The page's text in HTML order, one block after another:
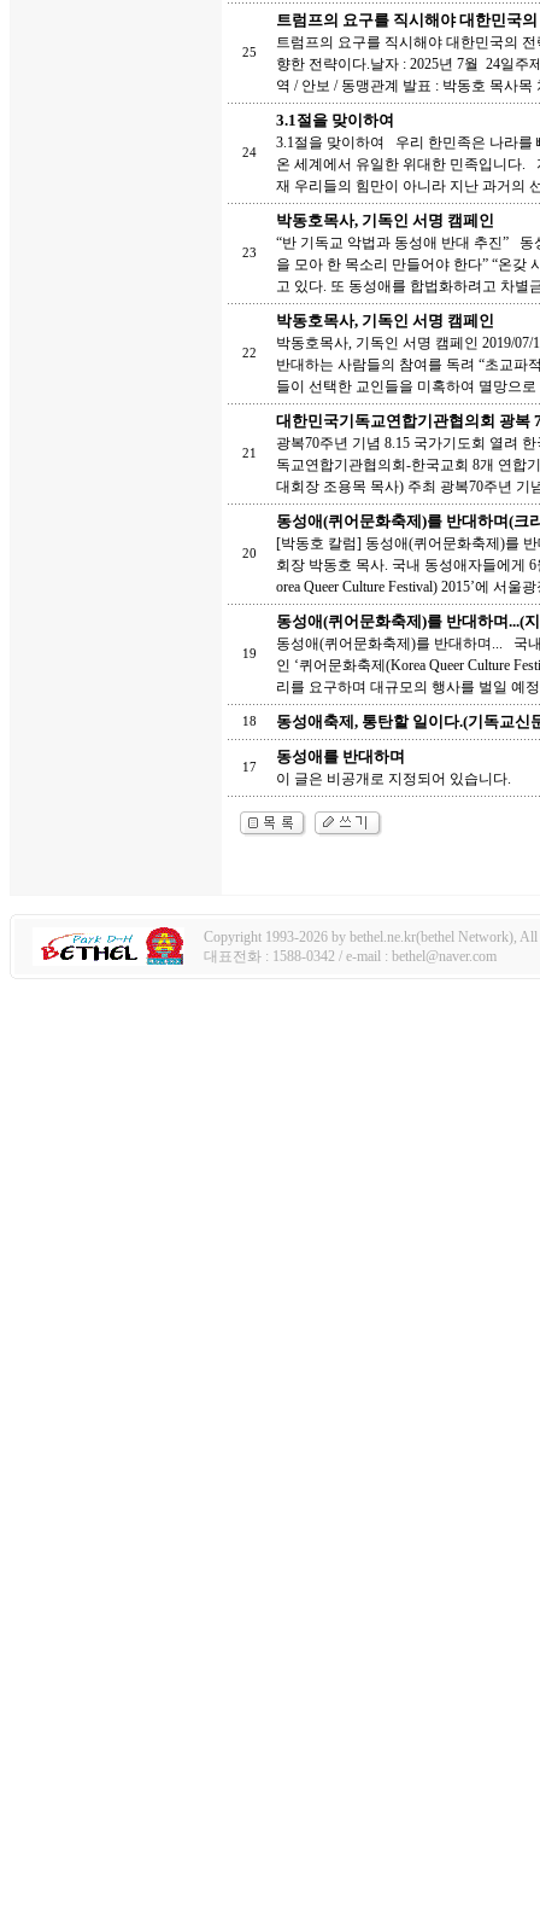
25
트럼프의 요구를 직시해야 대한민국
트럼프의 요구를 직시해야 대한민국의
향한 전략이다.날자 : 2025년 7월 24일주
역 / 안보 / 동맹관계 발표 : 박동호 목사목
24
3.1절을 맞이하여
3.1절을 맞이하여 우리 한민족은 나라를
온 세계에서 유일한 위대한 민족입니다.
재 우리들의 힘만이 아니라 지난 과거의
23
박동호목사, 기독인 서명 캠페인
“반 기독교 악법과 동성애 반대 추진”
을 모아 한 목소리 만들어야 한다” “온갖
고 있다. 또 동성애를 합법화하려고 차별
22
박동호목사, 기독인 서명 캠페인
박동호목사, 기독인 서명 캠페인 2019/
반대하는 사람들의 참여를 독려 “초교파
들이 선택한 교인들을 미혹하여 멸망으로
21
대한민국기독교연합기관협의회 광복
광복70주년 기념 8.15 국가기도회 열려
독교연합기관협의회-한국교회 8개 연
대회장 조용목 목사) 주최 광복70주년 기
20
동성애(퀴어문화축제)를 반대하며(크
[박동호 칼럼] 동성애(퀴어문화축제)를
회장 박동호 목사. 국내 동성애자들에게
orea Queer Culture Festival) 2015’에 서울
19
동성애(퀴어문화축제)를 반대하며...(
동성애(퀴어문화축제)를 반대하며... 국
인 ‘퀴어문화축제(Korea Queer Culture
리를 요구하며 대규모의 행사를 벌일 예
18 동성애축제, 통탄할 일이다.(기독교신
17
동성애를 반대하며
이 글은 비공개로 지정되어 있습니다.
Copyright 1993-2026 by bethel.ne.kr(bethel Network), All
대표전화 : 1588-0342 / e-mail : bethel@naver.com